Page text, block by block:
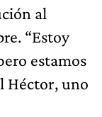
al
“Estoy
estamos
Héctor, uno